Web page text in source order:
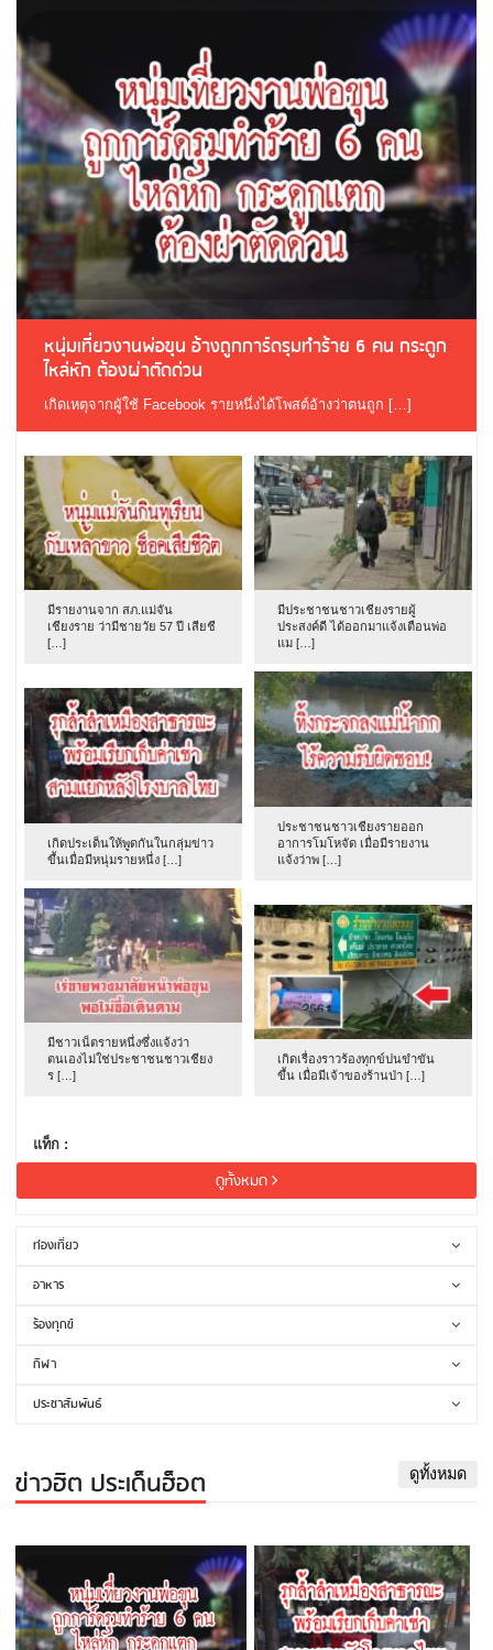
หนุ่มเที่ยวงานพ่อขุน อ้างถูกการ์ดรุมทำร้าย 6 คน กระดูก
ไหล่หัก ต้องผ่าตัดด่วน
เกิดเหตุจากผู้ใช้ Facebook รายหนึ่งได้โพสต์อ้างว่าตนถูก […]
มีรายงานจาก สภ.แม่จัน
เชียงราย ว่ามีชายวัย 57 ปี เสียชี
[…]
มีประชาชนชาวเชียงรายผู้
ประสงค์ดี ได้ออกมาแจ้งเตือนพ่อ
แม […]
เกิดประเด็นให้พูดกันในกลุ่มข่าว
ขึ้นเมื่อมีหนุ่มรายหนึ่ง […]
ประชาชนชาวเชียงรายออก
อาการโมโหจัด เมื่อมีรายงาน
แจ้งว่าพ […]
มีชาวเน็ตรายหนึ่งซึ่งแจ้งว่า
ตนเองไม่ใช่ประชาชนชาวเชียง
ร […]
เกิดเรื่องราวร้องทุกข์ปนขำขัน
ขึ้น เมื่อมีเจ้าของร้านป่า […]
แท็ก :
ดูทั้งหมด
ท่องเที่ยว
อาหาร
ร้องทุกข์
กีฬา
ประชาสัมพันธ์
ข่าวฮิต ประเด็นฮ็อต ดูทั้งหมด